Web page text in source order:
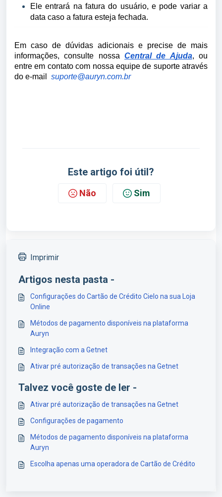
Ele entrará na fatura do usuário, e pode variar a
data caso a fatura esteja fechada.
Em caso de dúvidas adicionais e precise de mais
informações, consulte nossa Central de Ajuda, ou
entre em contato com nossa equipe de suporte através
do e-mail suporte@auryn.com.br
Este artigo foi útil?
Não Sim
Imprimir
Artigos nesta pasta -
Configurações do Cartão de Crédito Cielo na sua Loja
Online
Métodos de pagamento disponíveis na plataforma
Auryn
Integração com a Getnet
Ativar pré autorização de transações na Getnet
Talvez você goste de ler -
Ativar pré autorização de transações na Getnet
Configurações de pagamento
Métodos de pagamento disponíveis na plataforma
Auryn
Escolha apenas uma operadora de Cartão de Crédito